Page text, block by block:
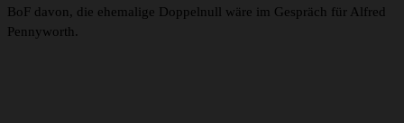
BoF davon, die ehemalige Doppelnull wäre im Gespräch für Alfred
Pennyworth.